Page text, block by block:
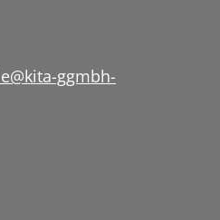
ggmbh-